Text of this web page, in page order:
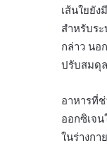
เส้นใยยั
สำหรับร
กล่าว นอ
ปรับสมดุ
อาหารที่
ออกซิเจน
ในร่างก